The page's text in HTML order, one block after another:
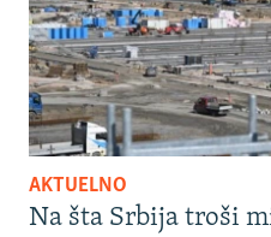
AKTUELNO
Na šta Srbija troši